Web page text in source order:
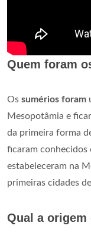
Quem foram
Os sumérios foram
Mesopotâmia e
da primeira forma
ficaram conhecidos
estabeleceram na
primeiras cidades
Qual a